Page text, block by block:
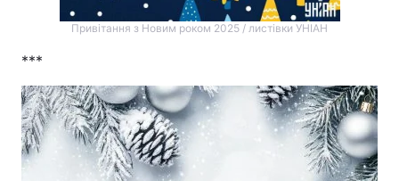
Привітання з Новим роком 2025 / листівки УНІАН
***